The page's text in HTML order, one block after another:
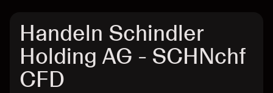
Handeln Schindler
Holding AG - SCHNchf
CFD